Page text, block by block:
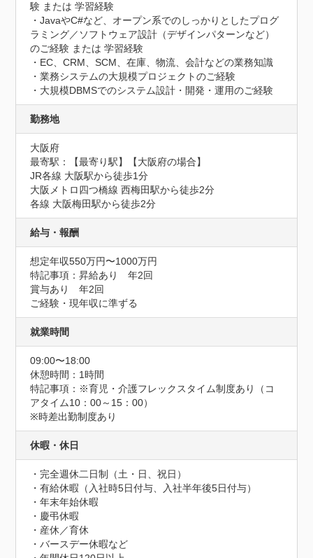
験 または 学習経験
・JavaやC#など、オープン系でのしっかりとしたプログ
ラミング／ソフトウェア設計（デザインパターンなど）
のご経験 または 学習経験
・EC、CRM、SCM、在庫、物流、会計などの業務知識
・業務システムの大規模プロジェクトのご経験
・大規模DBMSでのシステム設計・開発・運用のご経験
勤務地
大阪府
最寄駅：【最寄り駅】【大阪府の場合】
JR各線 大阪駅から徒歩1分
大阪メトロ四つ橋線 西梅田駅から徒歩2分
各線 大阪梅田駅から徒歩2分
給与・報酬
想定年収550万円〜1000万円
特記事項：昇給あり　年2回
賞与あり　年2回
ご経験・現年収に準ずる
就業時間
09:00〜18:00
休憩時間：1時間
特記事項：※育児・介護フレックスタイム制度あり（コ
アタイム10：00～15：00）
※時差出勤制度あり
休暇・休日
・完全週休二日制（土・日、祝日）
・有給休暇（入社時5日付与、入社半年後5日付与）
・年末年始休暇
・慶弔休暇
・産休／育休
・バースデー休暇など